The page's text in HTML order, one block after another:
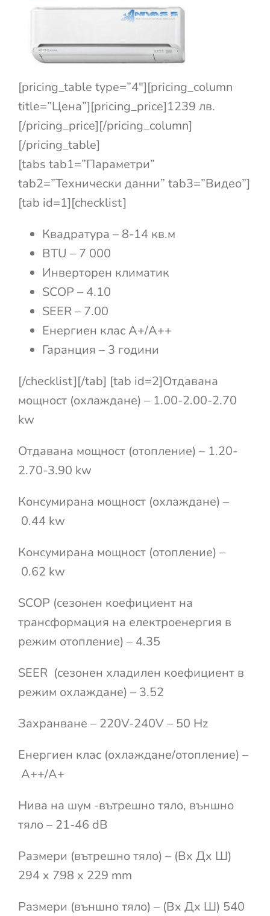
[pricing_table type=”4″][pricing_column
title=”Цена”][pricing_price]1239 лв.
[/pricing_price][/pricing_column]
[/pricing_table]
[tabs tab1=”Параметри”
tab2=”Технически данни” tab3=”Видео”]
[tab id=1][checklist]
Квадратура – 8-14 кв.м
BTU – 7 000
Инверторен климатик
SCOP – 4.10
SEER – 7.00
Енергиен клас А+/А++
Гаранция – 3 години
[/checklist][/tab] [tab id=2]Отдавана
мощност (охлаждане) – 1.00-2.00-2.70
kw
Отдавана мощност (отопление) – 1.20-
2.70-3.90 kw
Консумирана мощност (охлаждане) –
0.44 kw
Консумирана мощност (отопление) –
0.62 kw
SCOP (сезонен коефициент на
трансформация на електроенергия в
режим отопление) – 4.35
SEER (сезонен хладилен коефициент в
режим охлаждане) – 3.52
Захранване – 220V-240V – 50 Hz
Енергиен клас (охлаждане/отопление) –
A++/A+
Нива на шум -вътрешно тяло, външно
тяло – 21-46 dB
Размери (вътрешно тяло) – (Вx Дx Ш)
294 x 798 x 229 mm
Размери (външно тяло) – (Вx Дx Ш) 540